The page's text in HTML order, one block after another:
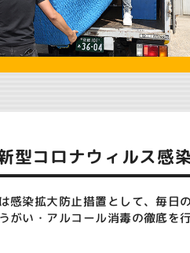
型コロナウィルス感
感染拡大防止措置として、毎日
がい・アルコール消毒の徹底を